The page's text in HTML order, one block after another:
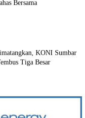
Bersama
KONI Sumbar
Tiga Besar